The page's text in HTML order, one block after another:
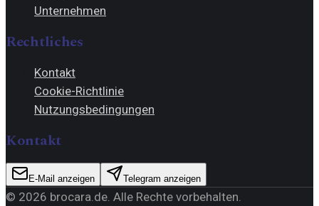
Unternehmen
Rechtliches
Kontakt
Cookie-Richtlinie
Nutzungsbedingungen
Kontakt
E-Mail anzeigen Telegram anzeigen
© 2026 brocara.de. Alle Rechte vorbehalten.